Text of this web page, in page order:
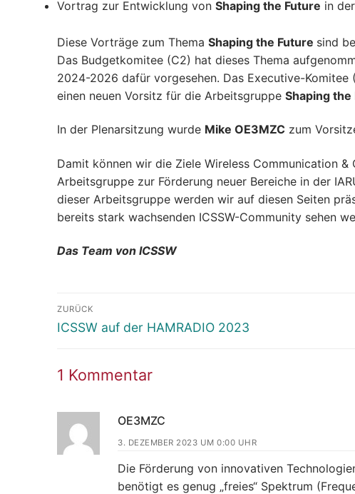
Vortrag zur Entwicklung von Shaping the Future in
Diese Vorträge zum Thema Shaping the Future sind
Das Budgetkomitee (C2) hat dieses Thema
2024-2026 dafür vorgesehen. Das Executive-
einen neuen Vorsitz für die Arbeitsgruppe Shaping the
In der Plenarsitzung wurde Mike OE3MZC zum
Damit können wir die Ziele Wireless Communication
Arbeitsgruppe zur Förderung neuer Bereiche in der
dieser Arbeitsgruppe werden wir auf diesen Seiten
bereits stark wachsenden ICSSW-Community sehen
Das Team von ICSSW
Beitragsnavigation
ZURÜCK
Vorheriger
ICSSW auf der HAMRADIO 2023
1 Kommentar
OE3MZC
3. DEZEMBER 2023 UM 0:00 UHR
Die Förderung von innovativen
benötigt es genug „freies“ Spektrum